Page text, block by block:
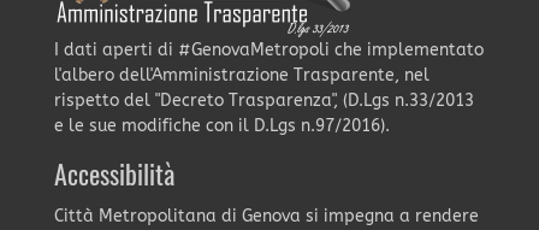
I dati aperti di #GenovaMetropoli che implementato
l'albero dell'Amministrazione Trasparente, nel
rispetto del "Decreto Trasparenza", (D.Lgs n.33/2013
e le sue modifiche con il D.Lgs n.97/2016).
Accessibilità
Città Metropolitana di Genova si impegna a rendere